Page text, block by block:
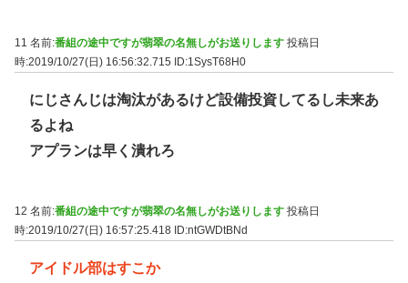
11 名前:番組の途中ですが翡翠の名無しがお送りします 投稿日
時:2019/10/27(日) 16:56:32.715
ID:1SysT68H0
にじさんじは淘汰があるけど設備投資してるし未来あ
るよね
アプランは早く潰れろ
12 名前:番組の途中ですが翡翠の名無しがお送りします 投稿日
時:2019/10/27(日) 16:57:25.418 ID:ntGWDtBNd
アイドル部はすこか